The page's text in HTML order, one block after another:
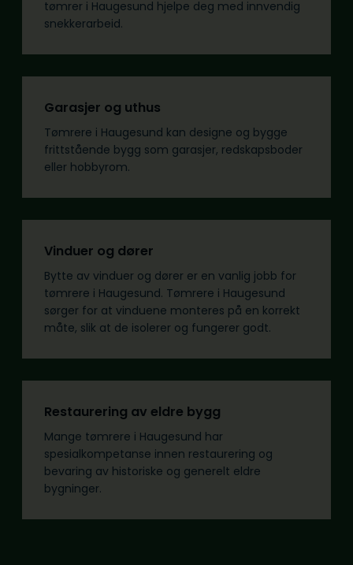
tømrer i Haugesund hjelpe deg med innvendig
snekkerarbeid.
Garasjer og uthus
Tømrere i Haugesund kan designe og bygge
frittstående bygg som garasjer, redskapsboder
eller hobbyrom.
Vinduer og dører
Bytte av vinduer og dører er en vanlig jobb for
tømrere i Haugesund. Tømrere i Haugesund
sørger for at vinduene monteres på en korrekt
måte, slik at de isolerer og fungerer godt.
Restaurering av eldre bygg
Mange tømrere i Haugesund har
spesialkompetanse innen restaurering og
bevaring av historiske og generelt eldre
bygninger.